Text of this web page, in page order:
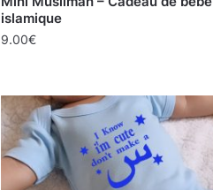
islamique
9.00€